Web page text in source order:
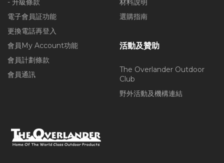
- 升級條款
電子會員証功能
更換電話再登入
會員My Account功能
會員計劃條款
會員通訊
材料說明
選購指南
活動及贊助
The Overlander Outdoor
Club
野外活動及機構連結